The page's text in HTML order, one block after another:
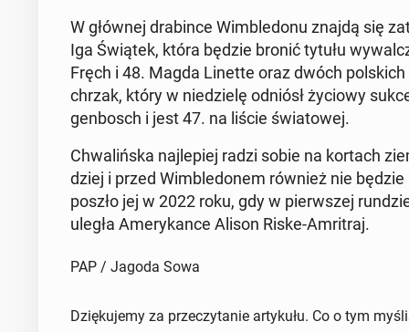
W głównej dra­bin­ce Wim­ble­do­nu znajdą się
Iga Świątek, która będzie bronić tytułu
Fręch i 48. Magda Linette oraz dwóch
chrzak, który w nie­dzie­lę odniósł życiowy
gen­bosch i jest 47. na liście świa­to­wej.
Chwa­liń­ska naj­le­piej radzi sobie na kortach
dziej i przed Wim­ble­do­nem również nie
poszło jej w 2022 roku, gdy w pierw­szej
uległa Ame­ry­kan­ce Alison Riske-Am­ri­traj.
PAP / Jagoda Sowa
Dziękujemy za przeczytanie artykułu. Co o tym